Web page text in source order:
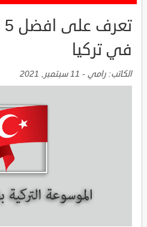
في تركيا
الكاتب: رامي - 11 سبتمبر, 2021